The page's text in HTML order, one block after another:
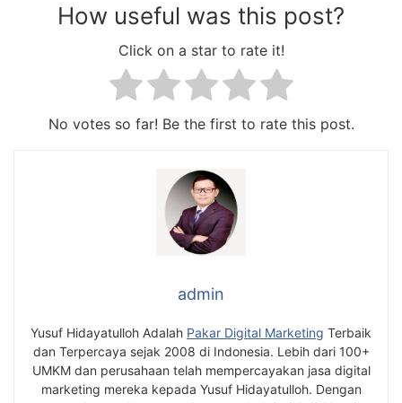
How useful was this post?
Click on a star to rate it!
No votes so far! Be the first to rate this post.
admin
Yusuf Hidayatulloh Adalah Pakar Digital Marketing Terbaik
dan Terpercaya sejak 2008 di Indonesia. Lebih dari 100+
UMKM dan perusahaan telah mempercayakan jasa digital
marketing mereka kepada Yusuf Hidayatulloh. Dengan